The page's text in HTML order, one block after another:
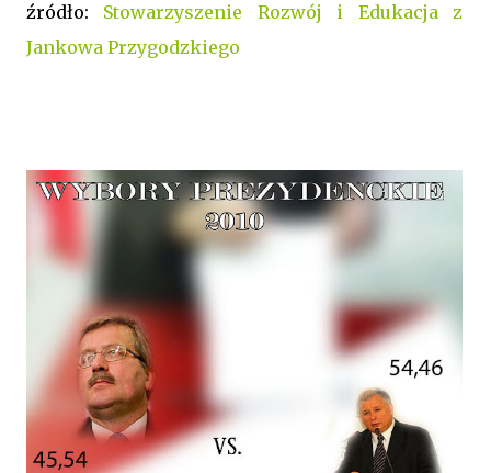
źródło: Stowarzyszenie Rozwój i Edukacja z
Jankowa Przygodzkiego